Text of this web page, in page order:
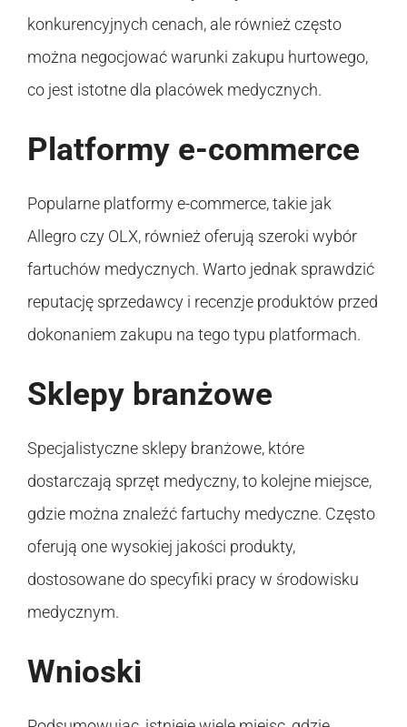
konkurencyjnych cenach, ale również często
można negocjować warunki zakupu hurtowego,
co jest istotne dla placówek medycznych.
Platformy e-commerce
Popularne platformy e-commerce, takie jak
Allegro czy OLX, również oferują szeroki wybór
fartuchów medycznych. Warto jednak sprawdzić
reputację sprzedawcy i recenzje produktów przed
dokonaniem zakupu na tego typu platformach.
Sklepy branżowe
Specjalistyczne sklepy branżowe, które
dostarczają sprzęt medyczny, to kolejne miejsce,
gdzie można znaleźć fartuchy medyczne. Często
oferują one wysokiej jakości produkty,
dostosowane do specyfiki pracy w środowisku
medycznym.
Wnioski